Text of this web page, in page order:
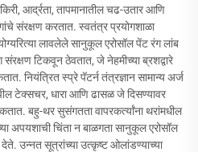
आर्द्रता, तापमानातील चढ-उतार आणि
संरक्षण करतात. स्वतंत्र प्रयोगशाळा
लावलेले सानुकूल एरोसॉल पेंट रंग लांब
टिकवून ठेवतात, जे नेहमीच्या ब्रशद्वारे
नियंत्रित स्प्रे पॅटर्न तंत्रज्ञान सामान्य अर्ज
टेक्सचर, धारा आणि ढासळ जे दिसण्यावर
बहु-थर सुसंगतता वापरकर्त्यांना थरांमधील
अपयशाची चिंता न बाळगता सानुकूल एरोसॉल
उन्नत सूत्रांच्या उत्कृष्ट ओलांडण्याच्या